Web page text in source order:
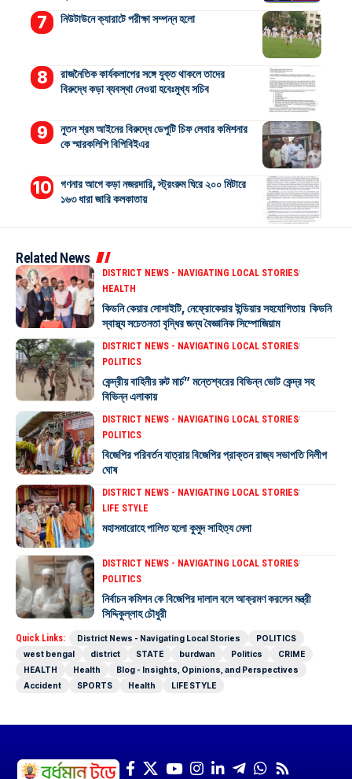
নিউটাউনে ক্যারাটে পরীক্ষা সম্পন্ন হলো
রাজনৈতিক কার্যকলাপের সঙ্গে যুক্ত থাকলে তাদের
বিরুদ্ধে কড়া ব্যবস্থা নেওয়া হবেঃমুখ্য সচিব
নুতন শ্রম আইনের বিরুদ্ধে ডেপুটি চিফ লেবার কমিশনার
কে স্মারকলিপি বিপিবিইএর
গণনার আগে কড়া নজরদারি, স্ট্রংরুম ঘিরে ২০০ মিটারে
১৬৩ ধারা জারি কলকাতায়
Related News
DISTRICT NEWS - NAVIGATING LOCAL STORIES
HEALTH
কিডনি কেয়ার সোসাইটি, নেফ্রোকেয়ার ইন্ডিয়ার সহযোগিতায় কিডনি
স্বাস্থ্য সচেতনতা বৃদ্ধির জন্য বৈজ্ঞানিক সিম্পোজিয়াম
DISTRICT NEWS - NAVIGATING LOCAL STORIES
POLITICS
কেন্দ্রীয় বাহিনীর রুট মার্চ” মন্তেশ্বরের বিভিন্ন ভোট কেন্দ্র সহ
বিভিন্ন এলাকায়
DISTRICT NEWS - NAVIGATING LOCAL STORIES
POLITICS
বিজেপির পরিবর্তন যাত্রায় বিজেপির প্রাক্তন রাজ্য সভাপতি দিলীপ
ঘোষ
DISTRICT NEWS - NAVIGATING LOCAL STORIES
LIFE STYLE
মহাসমারোহে পালিত হলো কুমুদ সাহিত্য মেলা
DISTRICT NEWS - NAVIGATING LOCAL STORIES
POLITICS
নির্বাচন কমিশন কে বিজেপির দালাল বলে আক্রমণ করলেন মন্ত্রী
সিদ্দিকুল্লাহ চৌধুরী
Quick Links: District News - Navigating Local Stories
POLITICS
west bengal
district STATE burdwan Politics
CRIME
HEALTH
Health
Blog - Insights, Opinions, and Perspectives
Accident
SPORTS Health LIFE STYLE